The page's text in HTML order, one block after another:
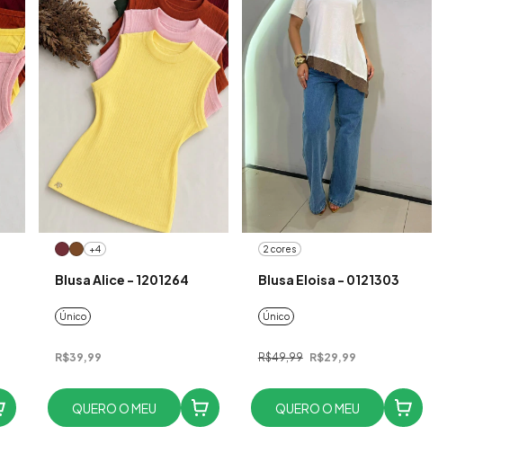
+4
Blusa Alice - 1201264
Único
R$39,99
QUERO O MEU
2 cores
Blusa Eloisa - 0121303
Único
R$49,99 R$29,99
QUERO O MEU